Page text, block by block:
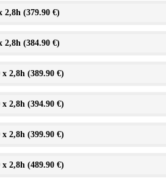
2,8h (379.90 €)
2,8h (384.90 €)
x 2,8h (389.90 €)
x 2,8h (394.90 €)
x 2,8h (399.90 €)
x 2,8h (489.90 €)